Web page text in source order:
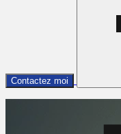
Contactez moi